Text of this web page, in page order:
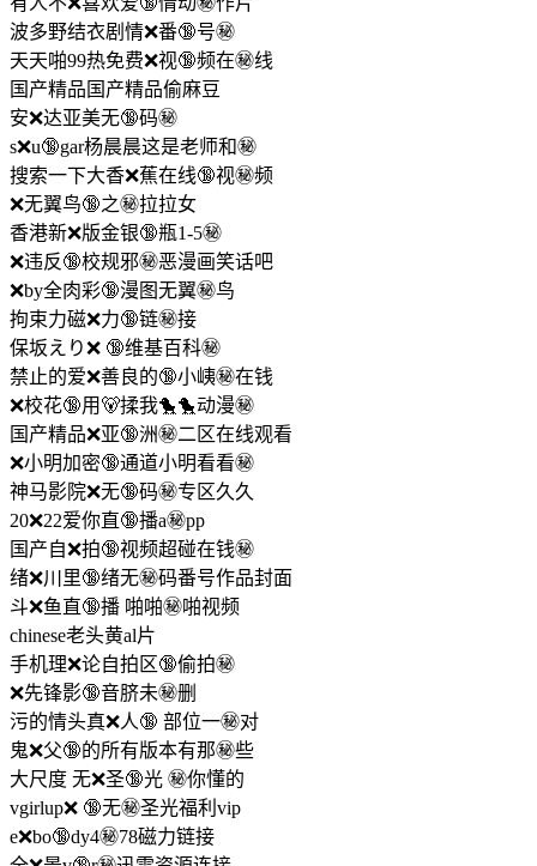
波多野结衣剧情❌番🔞号㊙️
天天啪99热免费❌视🔞频在㊙️线
国产精品国产精品偷麻豆
安❌达亚美无🔞码㊙️
s❌u🔞gar杨晨晨这是老师和㊙️
搜索一下大香❌蕉在线🔞视㊙️频
❌无翼鸟🔞之㊙️拉拉女
香港新❌版金银🔞瓶1-5㊙️
❌违反🔞校规邪㊙️恶漫画笑话吧
❌by全肉彩🔞漫图无翼㊙️鸟
拘束力磁❌力🔞链㊙️接
保坂えり❌ 🔞维基百科㊙️
禁止的爱❌善良的🔞小峓㊙️在钱
❌校花🔞用🐻揉我🐤🐤动漫㊙️
国产精品❌亚🔞洲㊙️二区在线观看
❌小明加密🔞通道小明看看㊙️
神马影院❌无🔞码㊙️专区久久
20❌22爱你直🔞播a㊙️pp
国产自❌拍🔞视频超碰在钱㊙️
绪❌川里🔞绪无㊙️码番号作品封面
斗❌鱼直🔞播 啪啪㊙️啪视频
chinese老头黄al片
手机理❌论自拍区🔞偷拍㊙️
❌先锋影🔞音脐未㊙️删
污的情头真❌人🔞 部位一㊙️对
鬼❌父🔞的所有版本有那㊙️些
大尺度 无❌圣🔞光 ㊙️你懂的
vgirlup❌ 🔞无㊙️圣光福利vip
e❌bo🔞dy4㊙️78磁力链接